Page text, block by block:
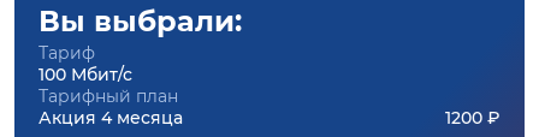
Вы выбрали:
Тариф
100 Мбит/с
Тарифный план
Акция 4 месяца
1200 ₽